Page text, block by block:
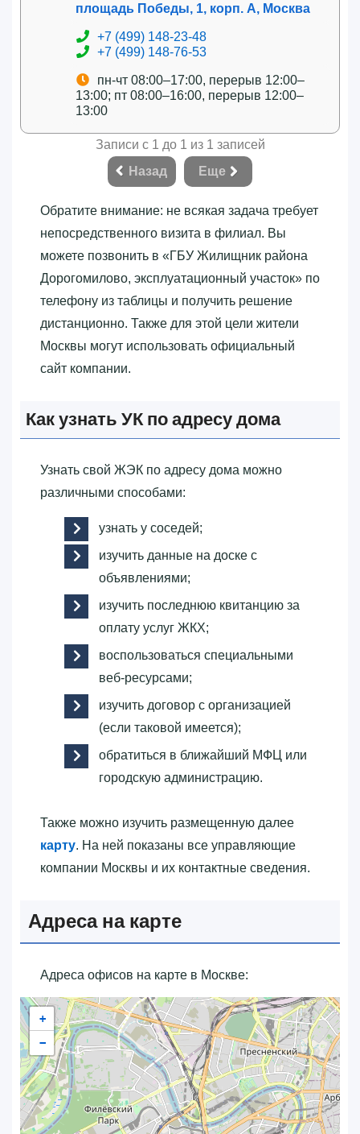
площадь Победы, 1, корп. А, Москва
+7 (499) 148-23-48
+7 (499) 148-76-53
пн-чт 08:00–17:00, перерыв 12:00–
13:00; пт 08:00–16:00, перерыв 12:00–
13:00
Записи с 1 до 1 из 1 записей
Назад
Еще
Обратите внимание: не всякая задача требует
непосредственного визита в филиал. Вы
можете позвонить в «‎ГБУ Жилищник района
Дорогомилово, эксплуатационный участок»‎ по
телефону из таблицы и получить решение
дистанционно. Также для этой цели жители
Москвы могут использовать официальный
сайт компании.
Как узнать УК по адресу дома
Узнать свой ЖЭК по адресу дома можно
различными способами:
узнать у соседей;
изучить данные на доске с
объявлениями;
изучить последнюю квитанцию за
оплату услуг ЖКХ;
воспользоваться специальными
веб-ресурсами;
изучить договор с организацией
(если таковой имеется);
обратиться в ближайший МФЦ или
городскую администрацию.
Также можно изучить размещенную далее
карту. На ней показаны все управляющие
компании Москвы и их контактные сведения.
Адреса на карте
Адреса офисов на карте в Москве:
+
−